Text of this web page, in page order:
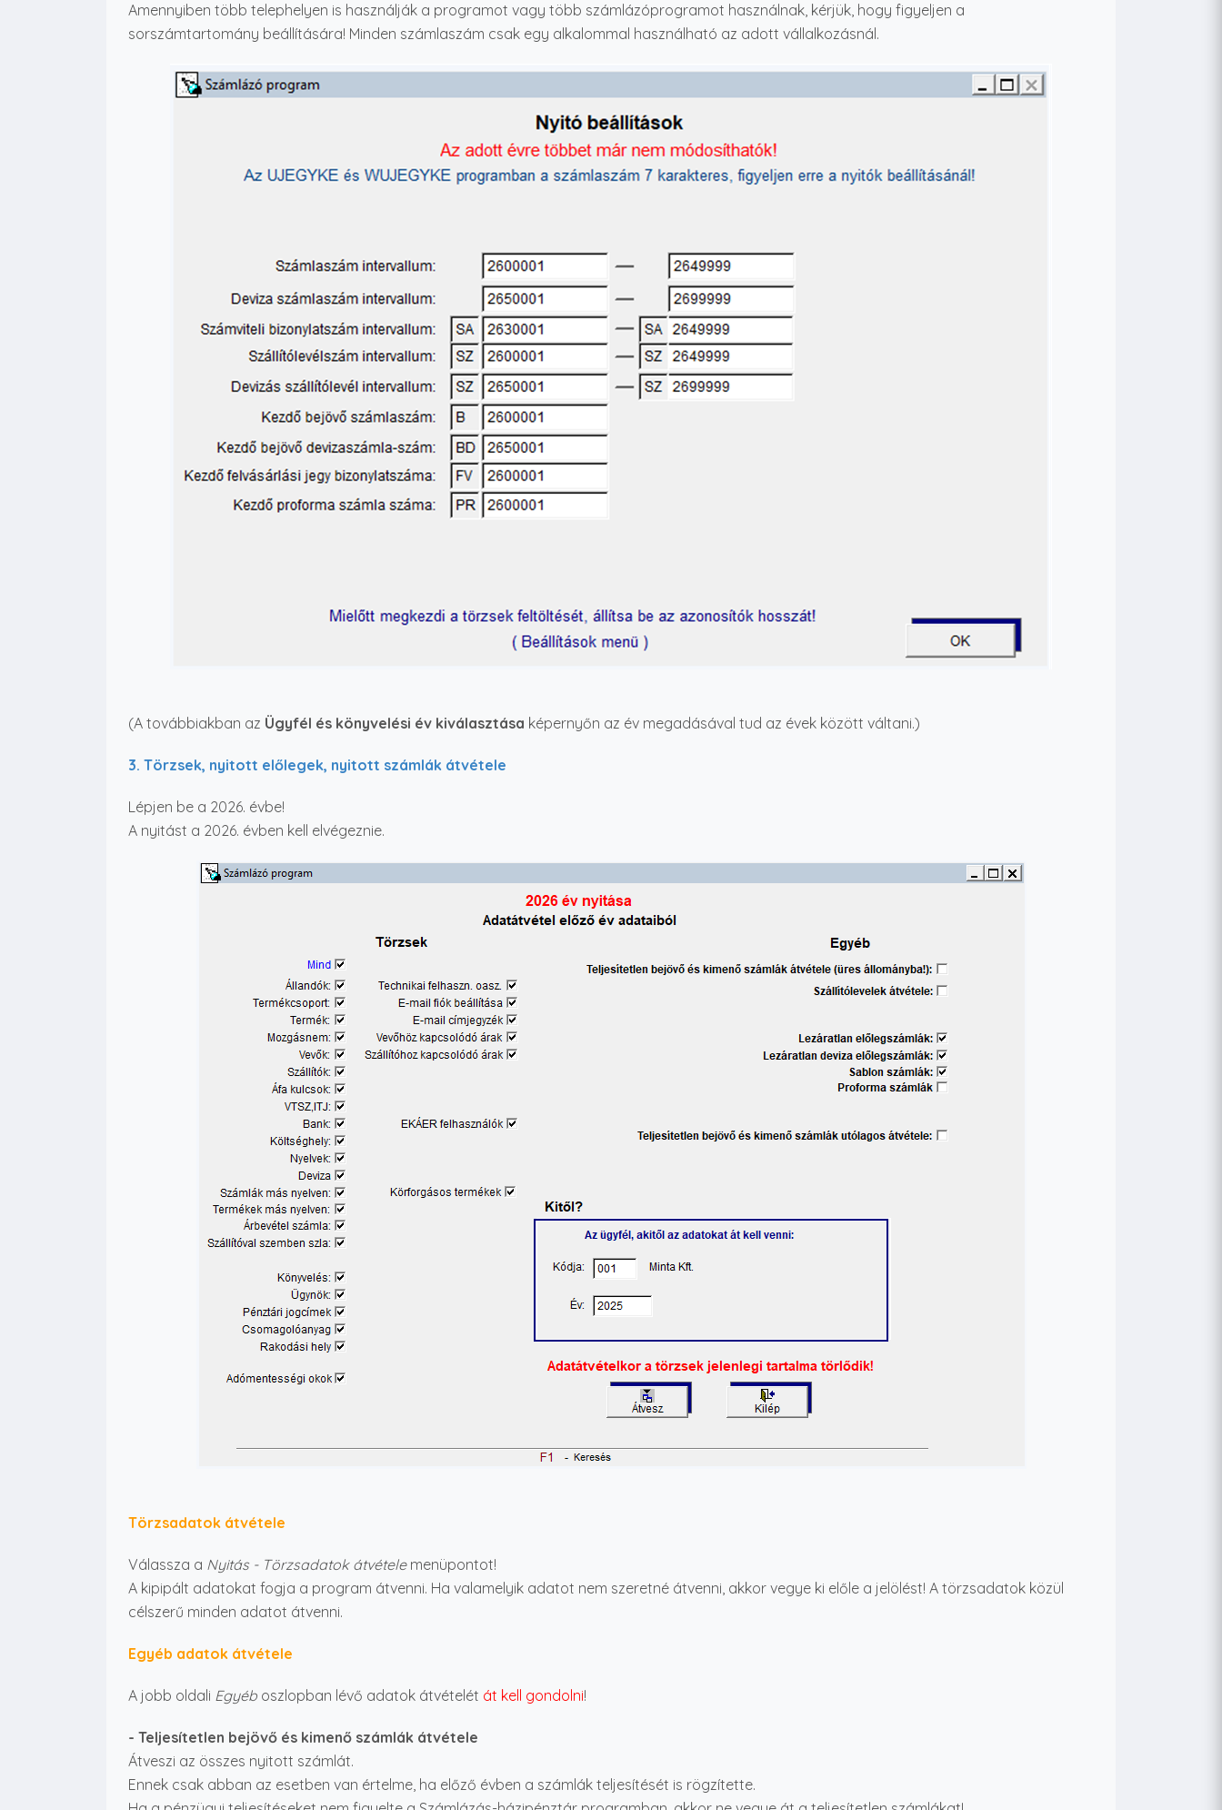
Amennyiben több telephelyen is használják a programot vagy több számlázóprogramot használnak, kérjük, hogy figyeljen a
sorszámtartomány beállítására! Minden számlaszám csak egy alkalommal használható az adott vállalkozásnál.
(A továbbiakban az Ügyfél és könyvelési év kiválasztása képernyőn az év megadásával tud az évek között váltani.)
3. Törzsek, nyitott előlegek, nyitott számlák átvétele
Lépjen be a 2026. évbe!
A nyitást a 2026. évben kell elvégeznie.
Törzsadatok átvétele
Válassza a Nyitás - Törzsadatok átvételemenüpontot!
A kipipált adatokat fogja a program átvenni. Ha valamelyik adatot nem szeretné átvenni, akkor vegye ki előle a jelölést! A törzsadatok közül
célszerű minden adatot átvenni.
Egyéb adatok átvétele
A jobb oldali Egyéb oszlopban lévő adatok átvételét át kell gondolni!
- Teljesítetlen bejövő és kimenő számlák átvétele
Átveszi az összes nyitott számlát.
Ennek csak abban az esetben van értelme, ha előző évben a számlák teljesítését is rögzítette.